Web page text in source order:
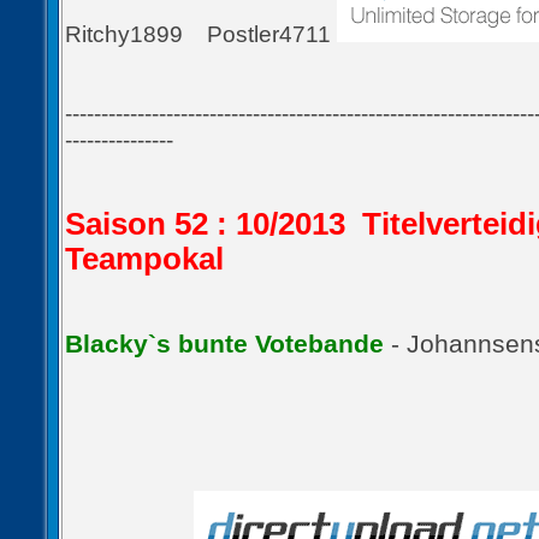
Ritchy1899 Postler4711
---------------
Saison 52 : 10/2013
Teampokal
Blacky`s bunte Votebande -